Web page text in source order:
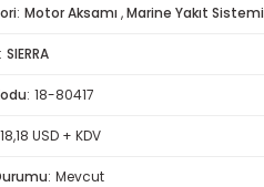
Motor Aksamı ,Marine Yakıt Sistemi
SIERRA
18-80417
18,18 USD + KDV
Mevcut